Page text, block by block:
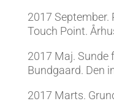
2017 September.
Touch Point.
2017 Maj. Sunde
Bundgaard. Den
2017 Marts.